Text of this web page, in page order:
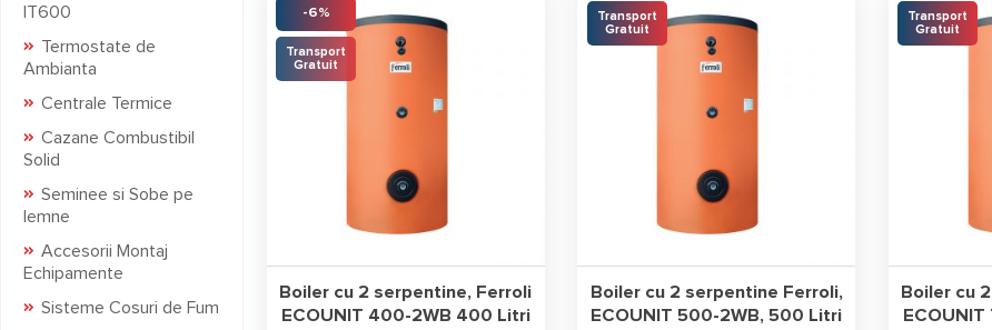
IT600
Termostate de
Ambianta
Centrale Termice
Cazane Combustibil
Solid
Seminee si Sobe pe
lemne
Accesorii Montaj
Echipamente
Sisteme Cosuri de Fum
-6%
Transport
Gratuit
Boiler cu 2 serpentine, Ferroli
ECOUNIT 400-2WB 400 Litri
Transport
Gratuit
Boiler cu 2 serpentine Ferroli,
ECOUNIT 500-2WB, 500 Litri
Transport
Gratuit
Boiler cu